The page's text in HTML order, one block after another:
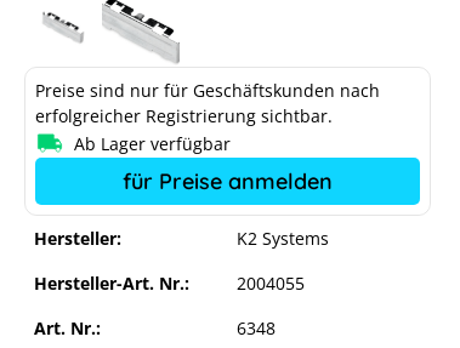
Hersteller:
K2 Systems
Hersteller-Art. Nr.:
2004055
Art. Nr.:
6348
Preise sind nur für Geschäftskunden nach
erfolgreicher Registrierung sichtbar.
Ab Lager verfügbar
für Preise anmelden